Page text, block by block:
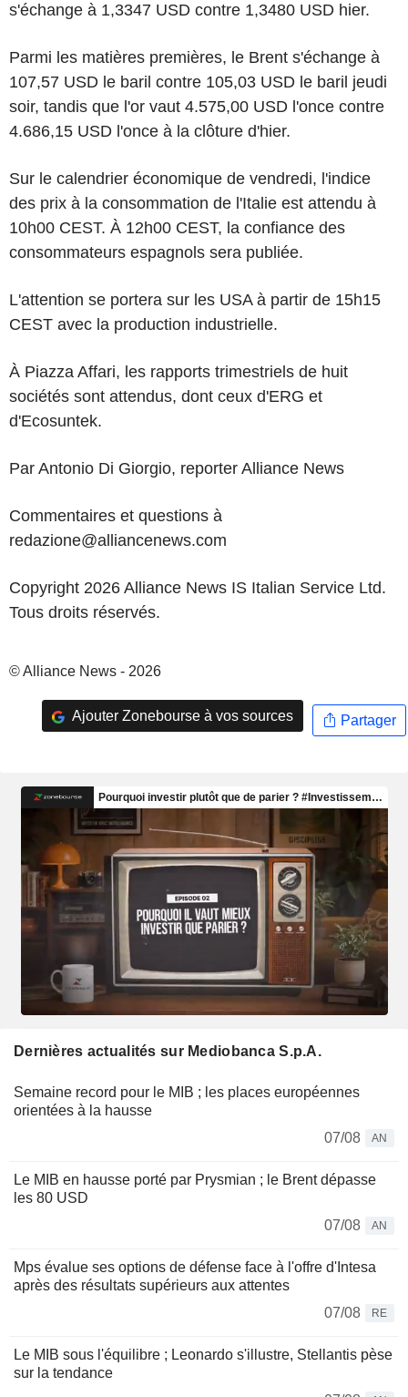
s'échange à 1,3347 USD contre 1,3480 USD hier.
Parmi les matières premières, le Brent s'échange à
107,57 USD le baril contre 105,03 USD le baril jeudi
soir, tandis que l'or vaut 4.575,00 USD l'once contre
4.686,15 USD l'once à la clôture d'hier.
Sur le calendrier économique de vendredi, l'indice
des prix à la consommation de l'Italie est attendu à
10h00 CEST. À 12h00 CEST, la confiance des
consommateurs espagnols sera publiée.
L'attention se portera sur les USA à partir de 15h15
CEST avec la production industrielle.
À Piazza Affari, les rapports trimestriels de huit
sociétés sont attendus, dont ceux d'ERG et
d'Ecosuntek.
Par Antonio Di Giorgio, reporter Alliance News
Commentaires et questions à
redazione@alliancenews.com
Copyright 2026 Alliance News IS Italian Service Ltd.
Tous droits réservés.
© Alliance News - 2026
Ajouter Zonebourse à vos sources Partager
Dernières actualités sur Mediobanca S.p.A.
Semaine record pour le MIB ; les places européennes
orientées à la hausse
07/08
AN
Le MIB en hausse porté par Prysmian ; le Brent dépasse
les 80 USD
07/08
AN
Mps évalue ses options de défense face à l'offre d'Intesa
après des résultats supérieurs aux attentes
07/08
RE
Le MIB sous l'équilibre ; Leonardo s'illustre, Stellantis pèse
sur la tendance